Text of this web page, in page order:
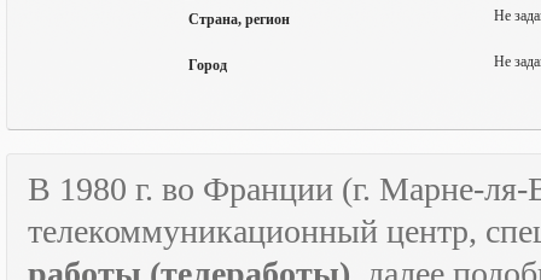
Страна, регион Не
Город Не
В 1980 г. во Франции (г. Марне-
телекоммуникационный центр,